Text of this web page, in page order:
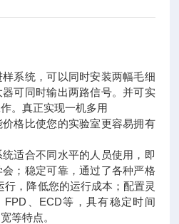
系统，可以同时安装两幅毛细
可同时输出两路信号。并可实
。真正实现一机多用
格比使您的实验室更容易拥有
适合不同水平的人员使用，即
；稳定可靠，通过了各种严格
，降低您的运行成本；配置灵
FPD、ECD等，具有稳定时间
等特点。